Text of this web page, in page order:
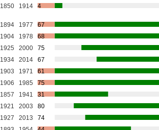
1850 1914 4
1894 1977
67
1904 1978
68
1925 2000
75
1934 2014
67
1903 1971
61
1906 1985
75
1857 1941
31
1921 2003
80
1927 2013
74